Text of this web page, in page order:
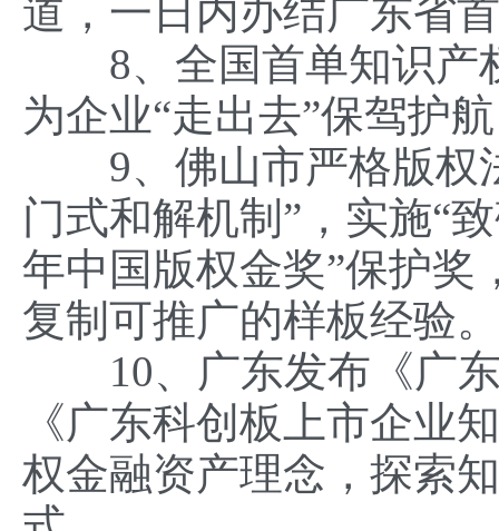
道，一日内办结广东省
8、全国首单知识产
为企业“走出去”保驾护
9、佛山市严格版权
门式和解机制”，实施“
年中国版权金奖”保护奖
复制可推广的样板经验。
10、广东发布《广东
《广东科创板上市企业
权金融资产理念，探索